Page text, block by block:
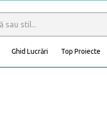
Ghid Lucrări Top Proiecte